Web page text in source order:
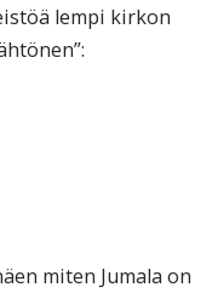
lempi kirkon
miten Jumala on